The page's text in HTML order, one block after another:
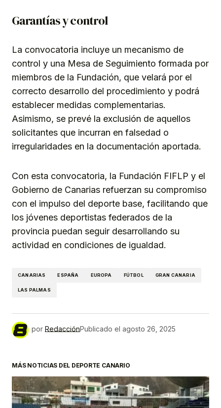
Garantías y control
La convocatoria incluye un mecanismo de
control y una Mesa de Seguimiento formada por
miembros de la Fundación, que velará por el
correcto desarrollo del procedimiento y podrá
establecer medidas complementarias.
Asimismo, se prevé la exclusión de aquellos
solicitantes que incurran en falsedad o
irregularidades en la documentación aportada.
Con esta convocatoria, la Fundación FIFLP y el
Gobierno de Canarias refuerzan su compromiso
con el impulso del deporte base, facilitando que
los jóvenes deportistas federados de la
provincia puedan seguir desarrollando su
actividad en condiciones de igualdad.
CANARIAS ESPAÑA EUROPA FÚTBOL GRAN CANARIA
LAS PALMAS
por RedacciónPublicado el agosto 26, 2025
MÁS NOTICIAS DEL DEPORTE CANARIO